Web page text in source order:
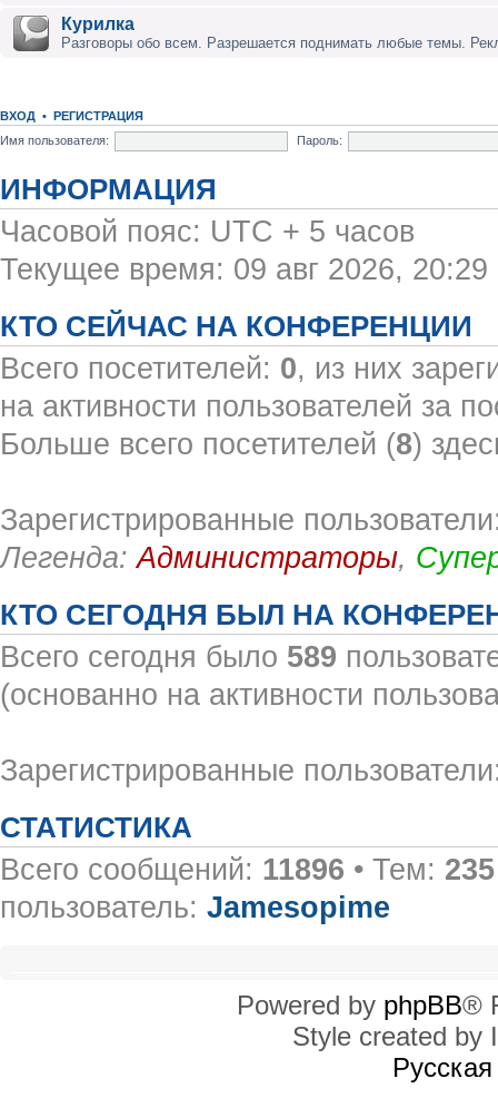
Курилка
Разговоры обо всем. Разрешается поднимать любые темы.
ВХОД • РЕГИСТРАЦИЯ
Имя пользователя:
Пароль:
ИНФОРМАЦИЯ
Часовой пояс: UTC + 5 часов
Текущее время: 09 авг 2026, 20:29
КТО СЕЙЧАС НА КОНФЕРЕНЦИИ
Всего посетителей: 0, из них
на активности пользователей за
Больше всего посетителей (8)
Зарегистрированные
Легенда:Администраторы,
КТО СЕГОДНЯ БЫЛ НА
Всего сегодня было 589
(основанно на активности
Зарегистрированные
СТАТИСТИКА
Всего сообщений: 11896 • Тем: 235
пользователь: Jamesopime
Powered by phpBB®
Style created by